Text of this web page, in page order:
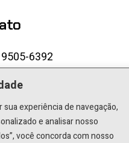
experiência de navegação,
e analisar nosso
você concorda com nosso
6392